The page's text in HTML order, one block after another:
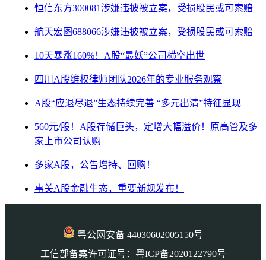
恒信东方300081涉嫌违披被立案，受损股民或可索赔
航天宏图688066涉嫌违披被立案，受损股民或可索赔
10天暴涨160%！A股“最妖”公司横空出世
四川A股维权律师团队2026年的专业服务观察
A股“应退尽退”生态持续完善 “多元出清”特征显现
560元/股！A股存储巨头，定增大幅溢价！原高管及多
家上市公司认购
多家A股，公告增持、回购！
事关A股金融生态，重要新规发布！
粤公网安备 44030602005150号
工信部备案许可证号：粤ICP备2020122790号